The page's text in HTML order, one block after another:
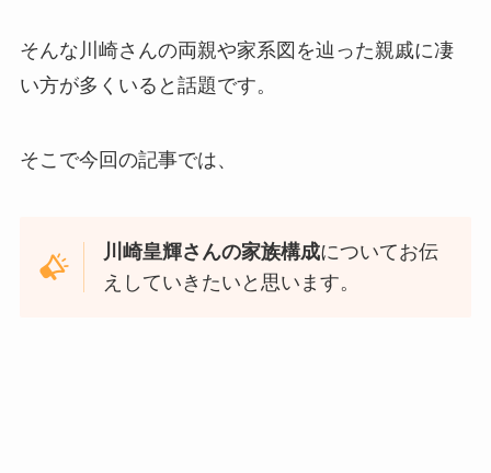
そんな川崎さんの両親や家系図を辿った親戚に凄
い方が多くいると話題です。
そこで今回の記事では、
川崎皇輝さんの家族構成についてお伝
えしていきたいと思います。